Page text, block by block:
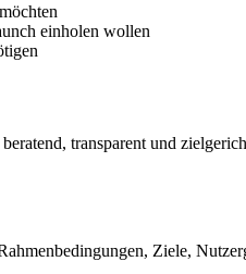
einholen wollen
transparent und
Ziele,